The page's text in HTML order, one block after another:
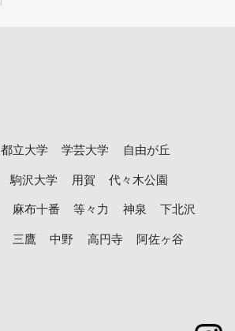
都立大学 学芸大学
自由が丘
駒沢大学 用賀
代々木公園
麻布十番 等々力 神泉
下北沢
三鷹 中野 高円寺
阿佐ヶ谷